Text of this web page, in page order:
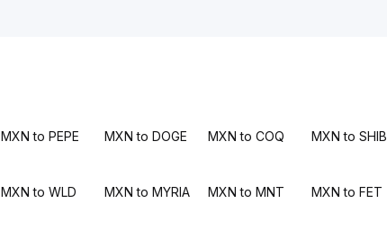
MXN to PEPE MXN to DOGE MXN to COQ MXN to SHIB
MXN to WLD MXN to MYRIA MXN to MNT MXN to FET